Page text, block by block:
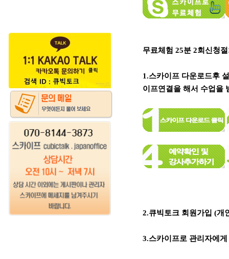
무료체험 25분 2회신청
1.스카이프 다운로드후
이프연결을 해서 수업을
2.큐빅토크 회원가입 (개
3.스카이프로 관리자에